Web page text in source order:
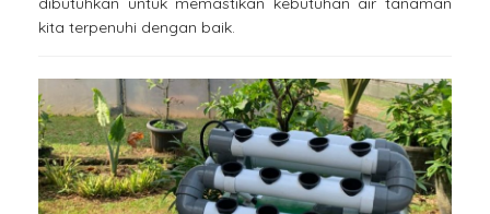
kita terpenuhi dengan baik.